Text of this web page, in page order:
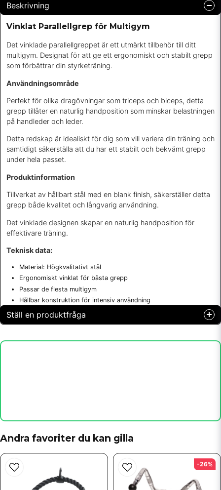
Beskrivning
Vinklat Parallellgrep för Multigym
Det vinklade parallellgreppet är ett utmärkt tillbehör till ditt
multigym. Designat för att ge ett ergonomiskt och stabilt grepp
som förbättrar din styrketräning.
Användningsområde
Perfekt för olika dragövningar som triceps och biceps, detta
grepp tillåter en naturlig handposition som minskar belastningen
på handleder och leder.
Detta redskap är idealiskt för dig som vill variera din träning och
samtidigt säkerställa att du har ett stabilt och bekvämt grepp
under hela passet.
Produktinformation
Tillverkat av hållbart stål med en blank finish, säkerställer detta
grepp både kvalitet och långvarig användning.
Det vinklade designen skapar en naturlig handposition för
effektivare träning.
Teknisk data:
Material: Högkvalitativt stål
Ergonomiskt vinklat för bästa grepp
Passar de flesta multigym
Hållbar konstruktion för intensiv användning
Ställ en produktfråga
Fråga oss något om denna produkten...
Mejladress
Ja, ni får publicera min fråga
Andra favoriter du kan gilla
-26%